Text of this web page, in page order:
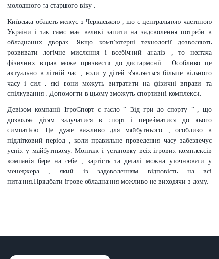
молодшого та старшого віку .
Київська область межує з Черкаською , що є центральною частиною
України і так само має великі запити на задоволення потреби в
обладнаних дворах. Якщо комп'ютерні технології дозволяють
розвивати логічне мислення і всебічний аналіз , то нестача
фізичних вправ може призвести до дисгармонії . Особливо це
актуально в літній час , коли у дітей з'являється більше вільного
часу і сил , які вони можуть витратити на фізичні вправи та
спілкування . Допомогти в цьому зможуть спортивні комплекси.
Девізом компанії ІгроСпорт є гасло " Від гри до спорту " , що
дозволяє дітям залучатися в спорт і перейматися до нього
симпатією. Це дуже важливо для майбутнього , особливо в
підлітковий період , коли правильне проведення часу забезпечує
успіх у майбутньому. Монтаж і установку всіх ігрових комплексів
компанія бере на себе , вартість та деталі можна уточнювати у
менеджера , який із задоволенням відповість на всі
питання.Придбати ігрове обладнання можливо не виходячи з дому.